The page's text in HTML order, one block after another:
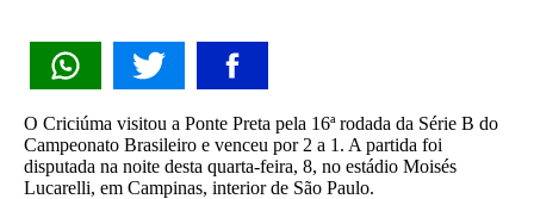
O Criciúma visitou a Ponte Preta pela 16ª rodada da Série B do
Campeonato Brasileiro e venceu por 2 a 1. A partida foi
disputada na noite desta quarta-feira, 8, no estádio Moisés
Lucarelli, em Campinas, interior de São Paulo.